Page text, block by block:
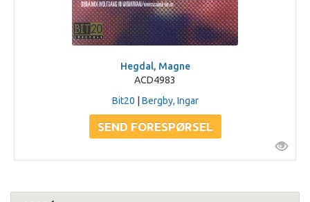
Hegdal, Magne
ACD4983
Bit20
Bergby, Ingar